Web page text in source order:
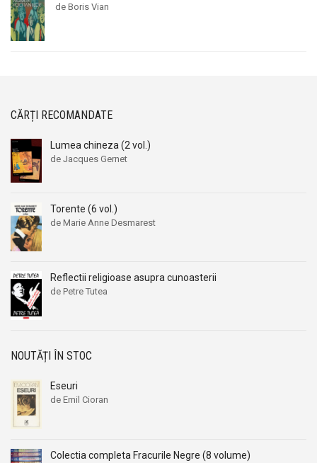
de Boris Vian
CĂRȚI RECOMANDATE
Lumea chineza (2 vol.)
de Jacques Gernet
Torente (6 vol.)
de Marie Anne Desmarest
fost:
159,00 lei.
139,00 lei.
Reflectii religioase asupra cunoasterii
de Petre Tutea
NOUTĂȚI ÎN STOC
Eseuri
de Emil Cioran
Colectia completa Fracurile Negre (8 volume)